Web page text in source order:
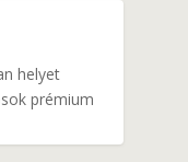
helyet
prémium